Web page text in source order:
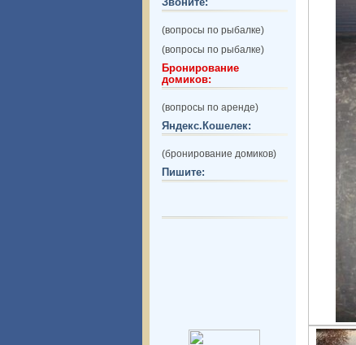
Звоните:
(вопросы по рыбалке)
(вопросы по рыбалке)
Бронирование
домиков:
(вопросы по аренде)
Яндекс.Кошелек:
(бронирование домиков)
Пишите: